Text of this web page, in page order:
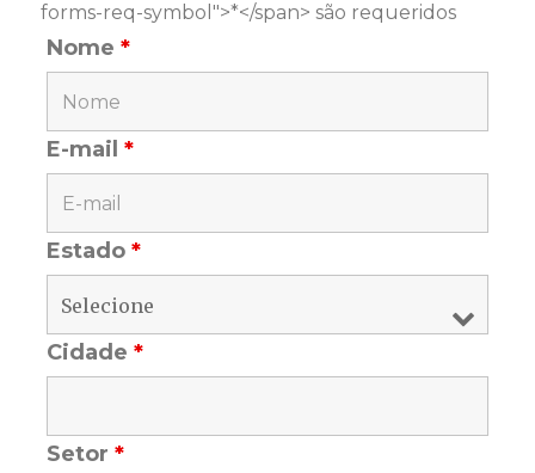
forms-req-symbol">*</span> são requeridos
Nome*
E-mail*
Estado*
Cidade*
Setor*